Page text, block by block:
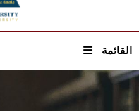
القائمة